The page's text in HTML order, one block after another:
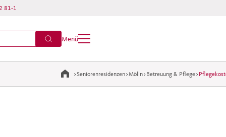
Menü
81-1
>Seniorenresidenzen>Mölln> Betreuung & Pflege>